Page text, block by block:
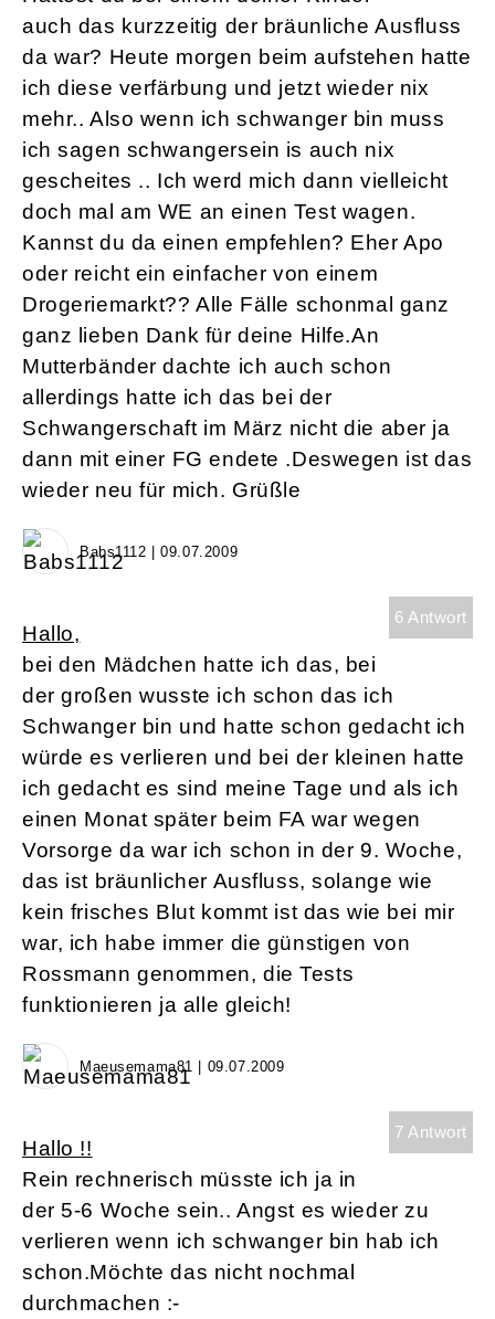
auch das kurzzeitig der bräunliche Ausfluss
da war? Heute morgen beim aufstehen hatte
ich diese verfärbung und jetzt wieder nix
mehr.. Also wenn ich schwanger bin muss
ich sagen schwangersein is auch nix
gescheites .. Ich werd mich dann vielleicht
doch mal am WE an einen Test wagen.
Kannst du da einen empfehlen? Eher Apo
oder reicht ein einfacher von einem
Drogeriemarkt?? Alle Fälle schonmal ganz
ganz lieben Dank für deine Hilfe.An
Mutterbänder dachte ich auch schon
allerdings hatte ich das bei der
Schwangerschaft im März nicht die aber ja
dann mit einer FG endete .Deswegen ist das
wieder neu für mich. Grüßle
Babs1112 | 09.07.2009
6 Antwort
Hallo,
bei den Mädchen hatte ich das, bei
der großen wusste ich schon das ich
Schwanger bin und hatte schon gedacht ich
würde es verlieren und bei der kleinen hatte
ich gedacht es sind meine Tage und als ich
einen Monat später beim FA war wegen
Vorsorge da war ich schon in der 9. Woche,
das ist bräunlicher Ausfluss, solange wie
kein frisches Blut kommt ist das wie bei mir
war, ich habe immer die günstigen von
Rossmann genommen, die Tests
funktionieren ja alle gleich!
Maeusemama81 | 09.07.2009
7 Antwort
Hallo !!
Rein rechnerisch müsste ich ja in
der 5-6 Woche sein.. Angst es wieder zu
verlieren wenn ich schwanger bin hab ich
schon.Möchte das nicht nochmal
durchmachen :-